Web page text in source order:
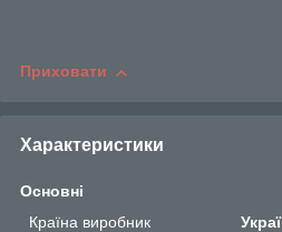
Приховати
Характеристики
Основні
Країна виробник